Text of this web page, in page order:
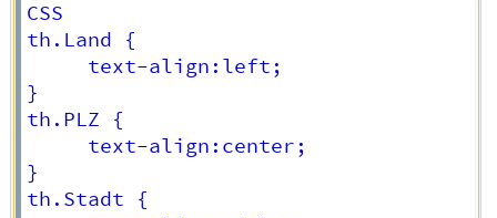
CSS
th.Land {
     text-align:left;
}
th.PLZ {
     text-align:center;
}
th.Stadt {